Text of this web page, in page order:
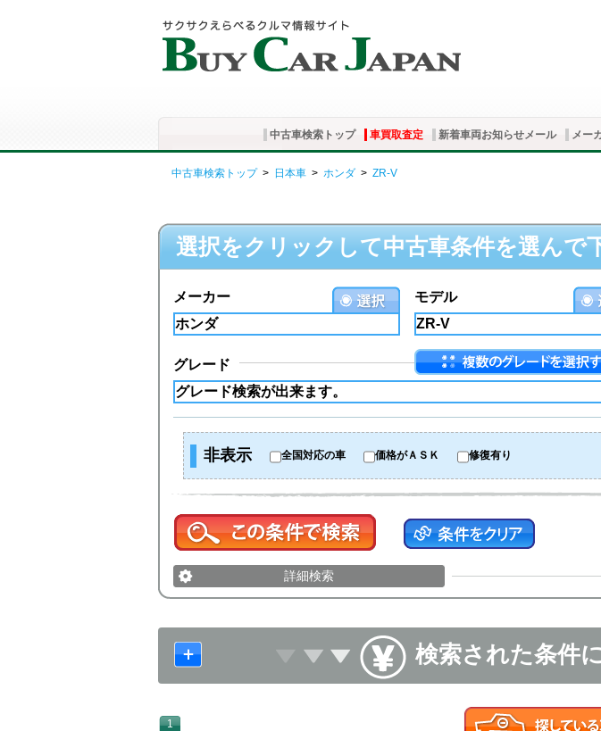
中古車検索トップ 車買取査定 新着車両お知らせメール メー
中古車検索トップ> 日本車 > ホンダ > ZR-V
選択をクリックして中古車条件を選んで
モデル
メーカー
グレード
非表示 全国対応の車 価格がＡＳＫ 修復有り
詳細検索
検索された条件
1